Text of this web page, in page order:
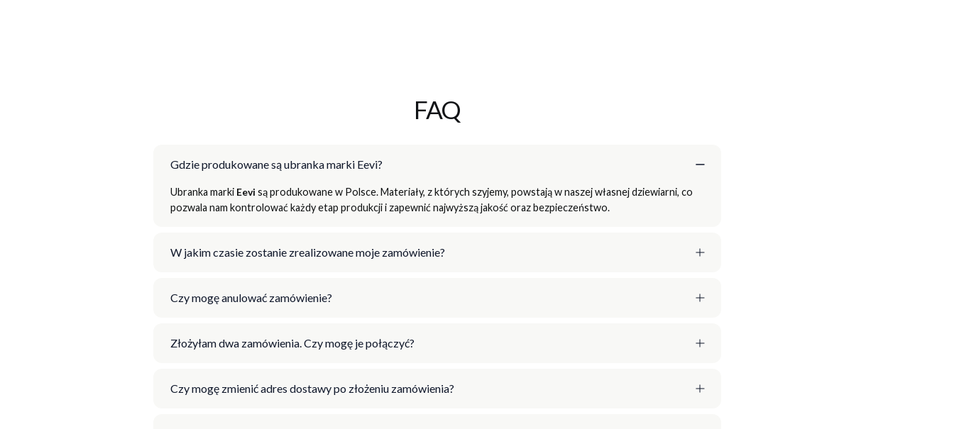
FAQ
Gdzie produkowane są ubranka marki Eevi?
Ubranka marki Eevi są produkowane w Polsce. Materiały, z których szyjemy, powstają w naszej własnej dziewiarni, co
pozwala nam kontrolować każdy etap produkcji i zapewnić najwyższą jakość oraz bezpieczeństwo.
W jakim czasie zostanie zrealizowane moje zamówienie?
Czy mogę anulować zamówienie?
Złożyłam dwa zamówienia. Czy mogę je połączyć?
Czy mogę zmienić adres dostawy po złożeniu zamówienia?